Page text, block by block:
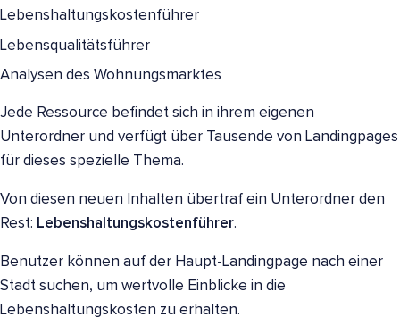
Lebenshaltungskostenführer
Lebensqualitätsführer
Analysen des Wohnungsmarktes
Jede Ressource befindet sich in ihrem eigenen
Unterordner und verfügt über Tausende von Landingpages
für dieses spezielle Thema.
Von diesen neuen Inhalten übertraf ein Unterordner den
Rest: Lebenshaltungskostenführer.
Benutzer können auf der Haupt-Landingpage nach einer
Stadt suchen, um wertvolle Einblicke in die
Lebenshaltungskosten zu erhalten.